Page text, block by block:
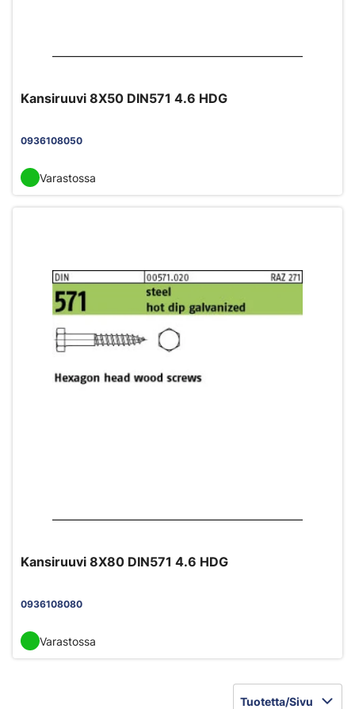
Kansiruuvi 8X50 DIN571 4.6 HDG
0936108050
Varastossa
Kansiruuvi 8X80 DIN571 4.6 HDG
0936108080
Varastossa
Tuotetta/Sivu